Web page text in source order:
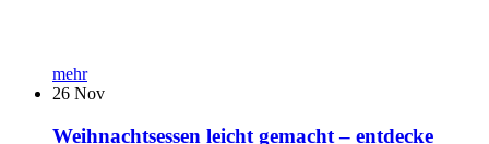
mehr
26 Nov
Weihnachtsessen leicht gemacht – entdecke